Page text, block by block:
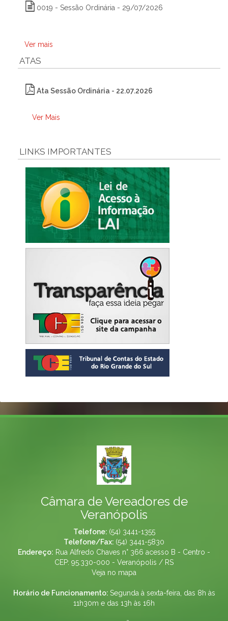
0019 - Sessão Ordinária - 29/07/2026
Ver mais
ATAS
Ata Sessão Ordinária - 22.07.2026
Ver Mais
LINKS IMPORTANTES
Câmara de Vereadores de
Veranópolis
Telefone: (54) 3441-1355
Telefone/Fax: (54) 3441-5830
Endereço: Rua Alfredo Chaves n° 366 acesso B - Centro -
CEP: 95.330-000 - Veranópolis / RS
Veja no mapa
Horário de Funcionamento: Segunda à sexta-feira, das 8h às
11h30m e das 13h às 16h